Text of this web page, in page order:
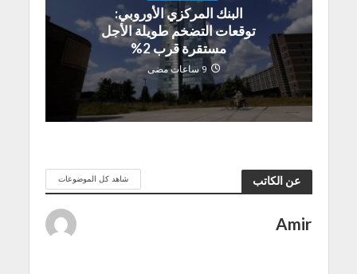
البنك المركزي الأوروبي:
توقعات التضخم طويلة الأجل
مستقرة قرب 2%
9 ساعات مضى
عن الكاتب شاهد كل الموضوعات
Amir